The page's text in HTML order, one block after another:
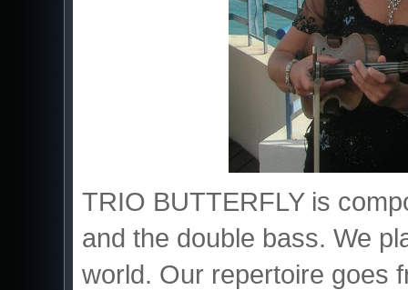
TRIO BUTTERFLY is
and the double bass. We
world. Our repertoire goes